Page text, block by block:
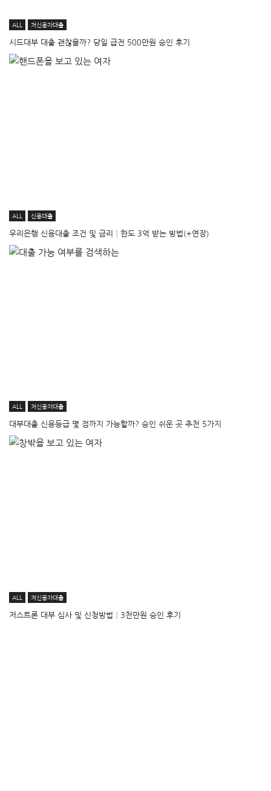
ALL 저신용자대출
시드대부 대출 괜찮을까? 당일 급전 500만원 승인 후기
ALL 신용대출
우리은행 신용대출 조건 및 금리│한도 3억 받는 방법(+연장)
ALL 저신용자대출
대부대출 신용등급 몇 점까지 가능할까? 승인 쉬운 곳 추천 5가지
ALL 저신용자대출
저스트론 대부 심사 및 신청방법│3천만원 승인 후기